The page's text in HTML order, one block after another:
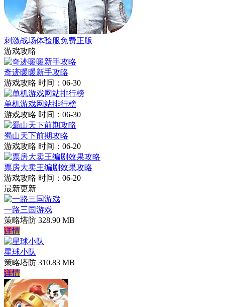
刺激战场体验服免费正版
游戏攻略
奇迹暖暖新手攻略
游戏攻略 时间：06-30
单机游戏网站排行榜
游戏攻略 时间：06-30
蜀山天下前期攻略
游戏攻略 时间：06-20
票房大卖王编剧效果攻略
游戏攻略 时间：06-20
最新更新
一路三国游戏
策略塔防 328.90 MB
详情
星球小队
策略塔防 310.83 MB
详情